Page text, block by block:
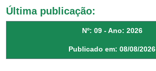
Última publicação:
Nº: 09 - Ano: 2026
Publicado em: 08/08/2026